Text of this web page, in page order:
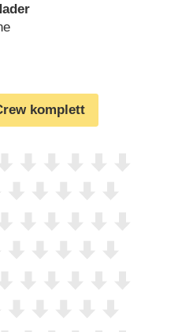
komplett